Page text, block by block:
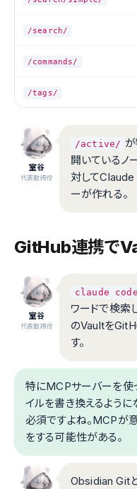
/search/
/commands/
/tags/
室谷
代表取締役
/active/
開いているノ
対して
ーが作れる。
GitHub連携で
室谷
代表取締役
claude
ワードで検索
のVaultを
す。
特にMCPサーバーを使
イルを書き換えるように
必須ですよね。MCPが
をする可能性がある。
Obsidian Git